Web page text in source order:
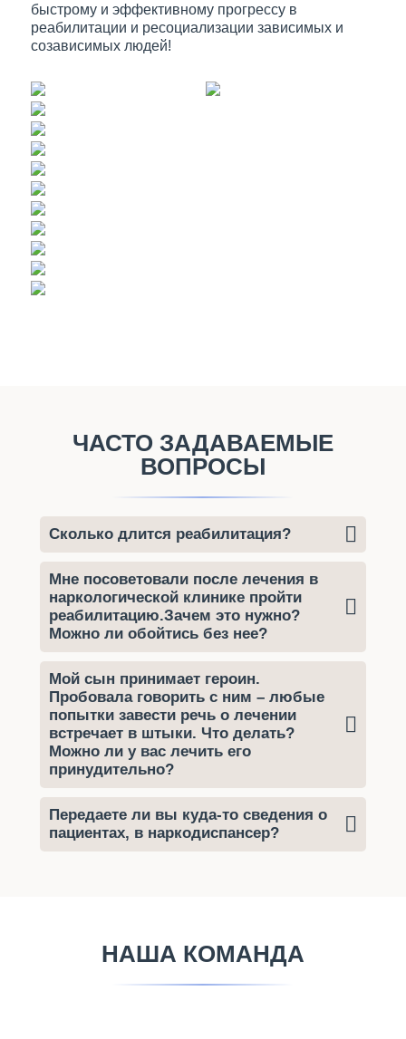
быстрому и эффективному прогрессу в
реабилитации и ресоциализации зависимых и
созависимых людей!
ЧАСТО ЗАДАВАЕМЫЕ
ВОПРОСЫ
Сколько длится реабилитация?
Мне посоветовали после лечения в
наркологической клинике пройти
реабилитацию.Зачем это нужно?
Можно ли обойтись без нее?
Мой сын принимает героин.
Пробовала говорить с ним – любые
попытки завести речь о лечении
встречает в штыки. Что делать?
Можно ли у вас лечить его
принудительно?
Передаете ли вы куда-то сведения о
пациентах, в наркодиспансер?
НАША КОМАНДА